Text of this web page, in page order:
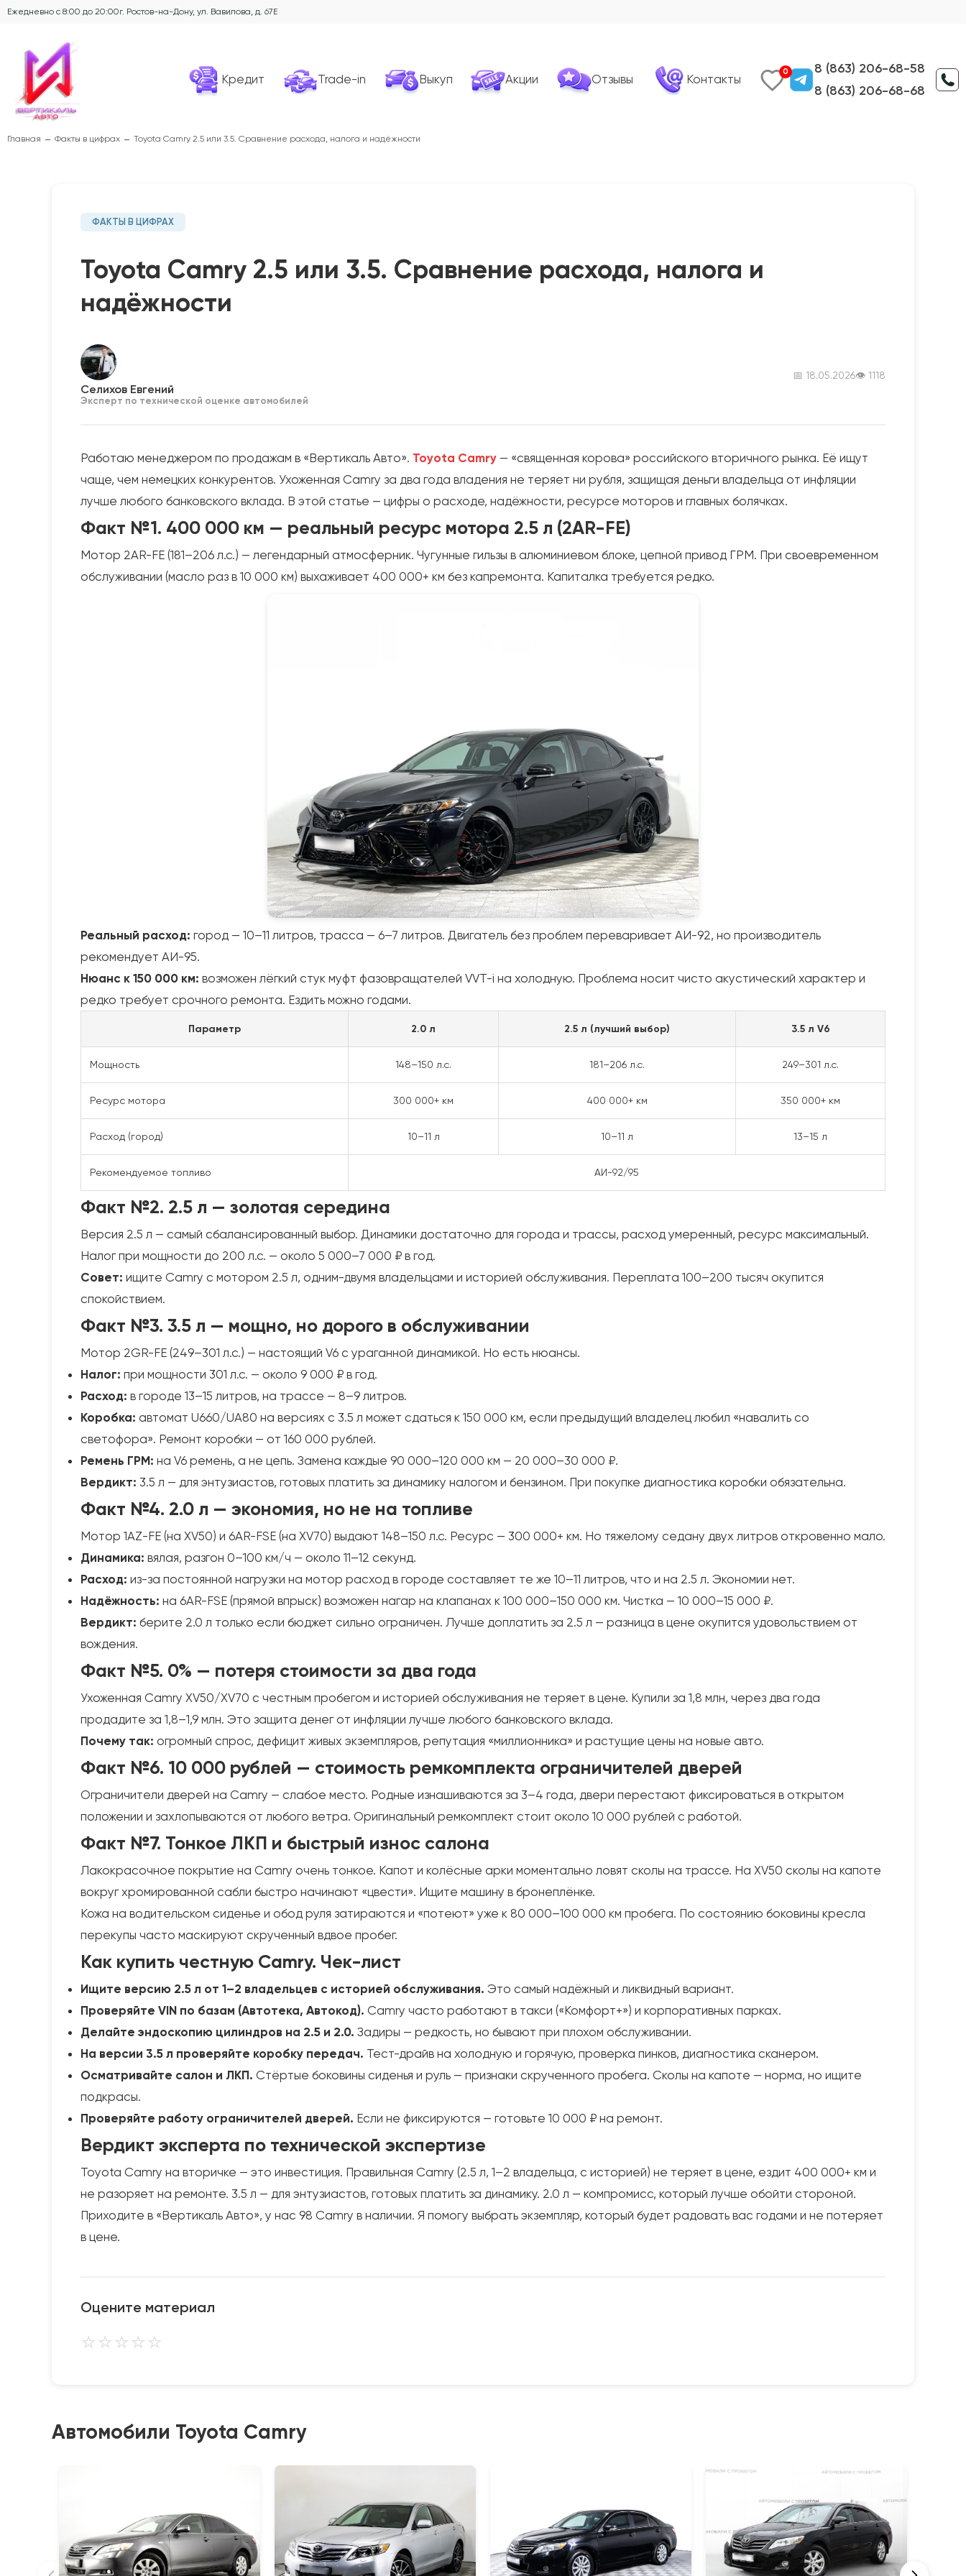
Ежедневно с 8:00 до 20:00г. Ростов-на-Дону, ул. Вавилова, д. 67Е
Кредит Trade-in Выкуп Акции Отзывы Контакты
0
8 (863) 206-68-58
8 (863) 206-68-68
Главная Факты в цифрах Toyota Camry 2.5 или 3.5. Сравнение расхода, налога и надёжности
ФАКТЫ В ЦИФРАХ
Toyota Camry 2.5 или 3.5. Сравнение расхода, налога и
надёжности
Селихов Евгений
Эксперт по технической оценке автомобилей
📅 18.05.2026👁 1118
Работаю менеджером по продажам в «Вертикаль Авто». Toyota Camry — «священная корова» российского вторичного рынка. Её ищут
чаще, чем немецких конкурентов. Ухоженная Camry за два года владения не теряет ни рубля, защищая деньги владельца от инфляции
лучше любого банковского вклада. В этой статье — цифры о расходе, надёжности, ресурсе моторов и главных болячках.
Факт №1. 400 000 км — реальный ресурс мотора 2.5 л (2AR-FE)
Мотор 2AR-FE (181–206 л.с.) — легендарный атмосферник. Чугунные гильзы в алюминиевом блоке, цепной привод ГРМ. При своевременном
обслуживании (масло раз в 10 000 км) выхаживает 400 000+ км без капремонта. Капиталка требуется редко.
Реальный расход: город — 10–11 литров, трасса — 6–7 литров. Двигатель без проблем переваривает АИ-92, но производитель
рекомендует АИ-95.
Нюанс к 150 000 км: возможен лёгкий стук муфт фазовращателей VVT-i на холодную. Проблема носит чисто акустический характер и
редко требует срочного ремонта. Ездить можно годами.
Параметр 2.0 л 2.5 л (лучший выбор) 3.5 л V6
Мощность 148–150 л.с. 181–206 л.с. 249–301 л.с.
Ресурс мотора 300 000+ км 400 000+ км 350 000+ км
Расход (город) 10–11 л 10–11 л 13–15 л
Рекомендуемое топливо АИ-92/95
Факт №2. 2.5 л — золотая середина
Версия 2.5 л — самый сбалансированный выбор. Динамики достаточно для города и трассы, расход умеренный, ресурс максимальный.
Налог при мощности до 200 л.с. — около 5 000–7 000 ₽ в год.
Совет: ищите Camry с мотором 2.5 л, одним-двумя владельцами и историей обслуживания. Переплата 100–200 тысяч окупится
спокойствием.
Факт №3. 3.5 л — мощно, но дорого в обслуживании
Мотор 2GR-FE (249–301 л.с.) — настоящий V6 с ураганной динамикой. Но есть нюансы.
Налог: при мощности 301 л.с. — около 9 000 ₽ в год.
Расход: в городе 13–15 литров, на трассе — 8–9 литров.
Коробка: автомат U660/UA80 на версиях с 3.5 л может сдаться к 150 000 км, если предыдущий владелец любил «навалить со
светофора». Ремонт коробки — от 160 000 рублей.
Ремень ГРМ: на V6 ремень, а не цепь. Замена каждые 90 000–120 000 км — 20 000–30 000 ₽.
Вердикт: 3.5 л — для энтузиастов, готовых платить за динамику налогом и бензином. При покупке диагностика коробки обязательна.
Факт №4. 2.0 л — экономия, но не на топливе
Мотор 1AZ-FE (на XV50) и 6AR-FSE (на XV70) выдают 148–150 л.с. Ресурс — 300 000+ км. Но тяжелому седану двух литров откровенно мало.
Динамика: вялая, разгон 0–100 км/ч — около 11–12 секунд.
Расход: из-за постоянной нагрузки на мотор расход в городе составляет те же 10–11 литров, что и на 2.5 л. Экономии нет.
Надёжность: на 6AR-FSE (прямой впрыск) возможен нагар на клапанах к 100 000–150 000 км. Чистка — 10 000–15 000 ₽.
Вердикт: берите 2.0 л только если бюджет сильно ограничен. Лучше доплатить за 2.5 л — разница в цене окупится удовольствием от
вождения.
Факт №5. 0% — потеря стоимости за два года
Ухоженная Camry XV50/XV70 с честным пробегом и историей обслуживания не теряет в цене. Купили за 1,8 млн, через два года
продадите за 1,8–1,9 млн. Это защита денег от инфляции лучше любого банковского вклада.
Почему так: огромный спрос, дефицит живых экземпляров, репутация «миллионника» и растущие цены на новые авто.
Факт №6. 10 000 рублей — стоимость ремкомплекта ограничителей дверей
Ограничители дверей на Camry — слабое место. Родные изнашиваются за 3–4 года, двери перестают фиксироваться в открытом
положении и захлопываются от любого ветра. Оригинальный ремкомплект стоит около 10 000 рублей с работой.
Факт №7. Тонкое ЛКП и быстрый износ салона
Лакокрасочное покрытие на Camry очень тонкое. Капот и колёсные арки моментально ловят сколы на трассе. На XV50 сколы на капоте
вокруг хромированной сабли быстро начинают «цвести». Ищите машину в бронеплёнке.
Кожа на водительском сиденье и обод руля затираются и «потеют» уже к 80 000–100 000 км пробега. По состоянию боковины кресла
перекупы часто маскируют скрученный вдвое пробег.
Как купить честную Camry. Чек-лист
Ищите версию 2.5 л от 1–2 владельцев с историей обслуживания. Это самый надёжный и ликвидный вариант.
Проверяйте VIN по базам (Автотека, Автокод). Camry часто работают в такси («Комфорт+») и корпоративных парках.
Делайте эндоскопию цилиндров на 2.5 и 2.0. Задиры — редкость, но бывают при плохом обслуживании.
На версии 3.5 л проверяйте коробку передач. Тест-драйв на холодную и горячую, проверка пинков, диагностика сканером.
Осматривайте салон и ЛКП. Стёртые боковины сиденья и руль — признаки скрученного пробега. Сколы на капоте — норма, но ищите
подкрасы.
Проверяйте работу ограничителей дверей. Если не фиксируются — готовьте 10 000 ₽ на ремонт.
Вердикт эксперта по технической экспертизе
Toyota Camry на вторичке — это инвестиция. Правильная Camry (2.5 л, 1–2 владельца, с историей) не теряет в цене, ездит 400 000+ км и
не разоряет на ремонте. 3.5 л — для энтузиастов, готовых платить за динамику. 2.0 л — компромисс, который лучше обойти стороной.
Приходите в «Вертикаль Авто», у нас 98 Camry в наличии. Я помогу выбрать экземпляр, который будет радовать вас годами и не потеряет
в цене.
Оцените материал
⭐⭐⭐⭐⭐
Автомобили Toyota Camry